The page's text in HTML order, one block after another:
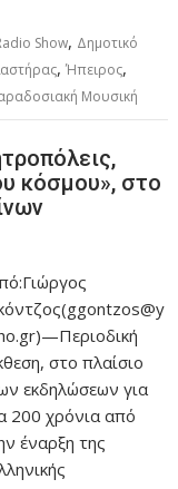
Show, Δημοτικό
,Ήπειρος,
Μουσική
κόσμου», στο
στο πλαίσιο
εκδηλώσεων για
200 χρόνια από
έναρξη της